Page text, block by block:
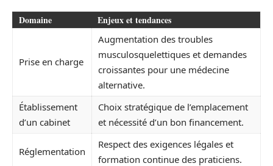
Domaine Enjeux et tendances
Prise en charge
Augmentation des troubles
musculosquelettiques et demandes
croissantes pour une médecine
alternative.
Établissement
d’un cabinet
Choix stratégique de l’emplacement
et nécessité d’un bon financement.
Réglementation
Respect des exigences légales et
formation continue des praticiens.